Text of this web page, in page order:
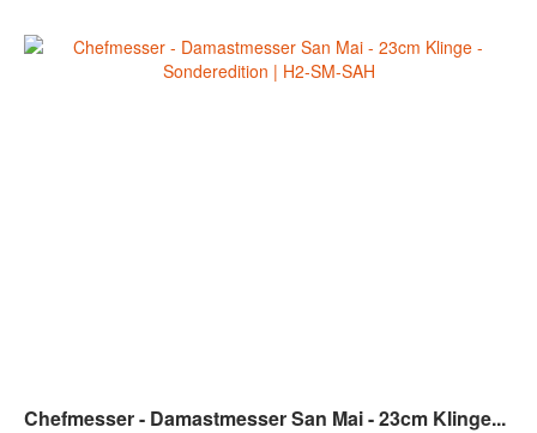
Chefmesser - Damastmesser San Mai - 23cm Klinge...